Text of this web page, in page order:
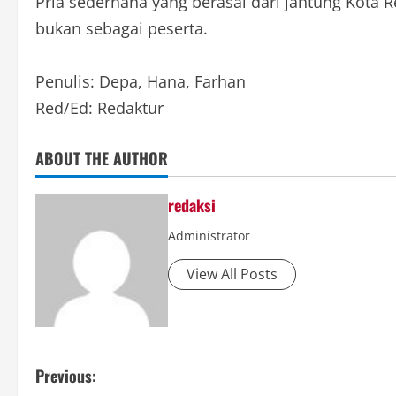
bukan sebagai peserta.
Penulis: Depa, Hana, Farhan
Red/Ed: Redaktur
ABOUT THE AUTHOR
redaksi
Administrator
View All Posts
P
Previous: